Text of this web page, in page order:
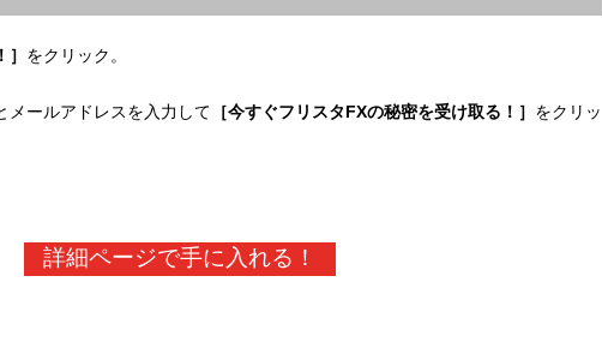
をクリック。
メールアドレスを入力して ［今すぐフリスタFXの秘密を受け取る！］ をクリッ
詳細ページで手に入れる！